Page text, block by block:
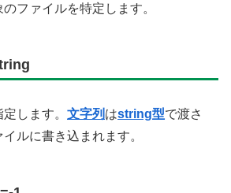
ファイルを特定します。
定します。 文字列 はstring型で渡さ
ルに書き込まれます。